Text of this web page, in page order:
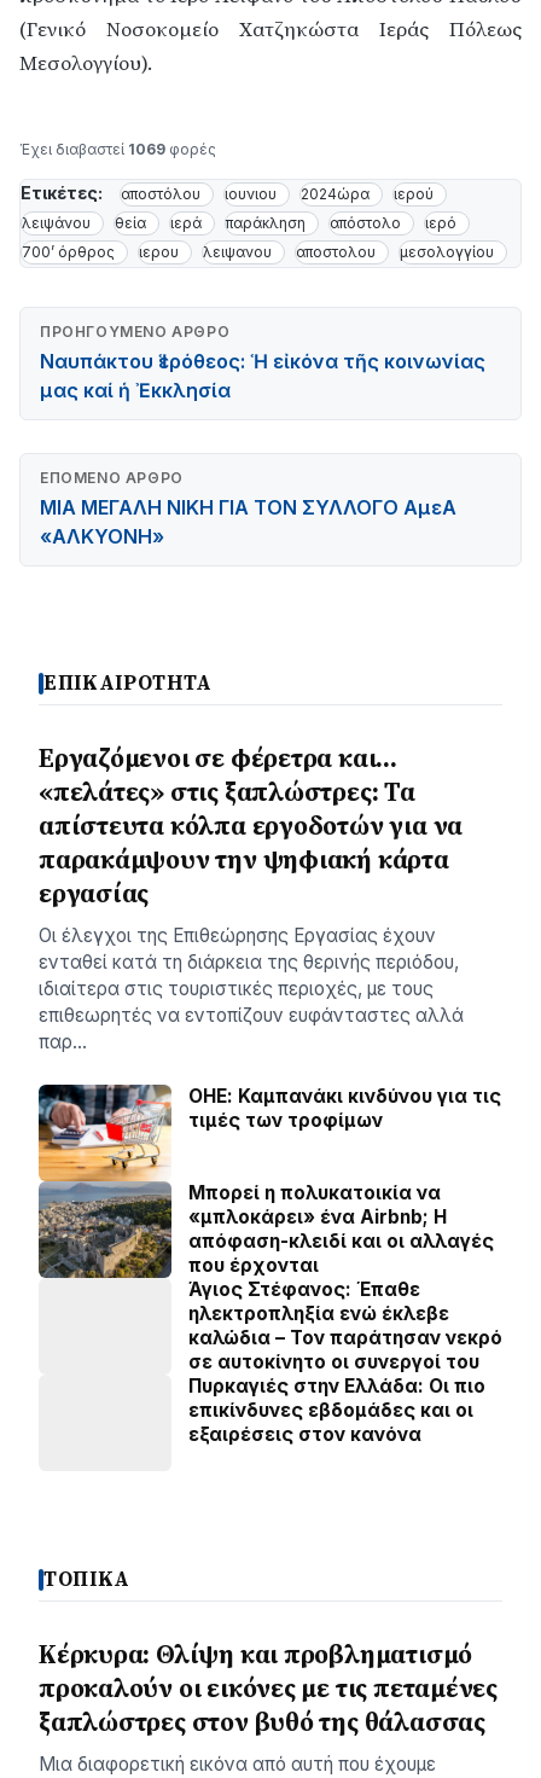
(Γενικό Νοσοκομείο Χατζηκώστα Ιεράς Πόλεως
Μεσολογγίου).
Έχει διαβαστεί 1069 φορές
Ετικέτες: αποστόλου ιουνιου 2024ώρα
ιερού
λειψάνου
θεία ιερά παράκληση απόστολο
ιερό
700’ όρθρος
ιερου λειψανου αποστολου μεσολογγίου
ΠΡΟΗΓΟΎΜΕΝΟ ΆΡΘΡΟ
Ναυπάκτου Ἱερόθεος: Ἡ εἰκόνα τῆς κοινωνίας
μας καί ἡ Ἐκκλησία
ΕΠΌΜΕΝΟ ΆΡΘΡΟ
ΜΙΑ ΜΕΓΑΛΗ ΝΙΚΗ ΓΙΑ ΤΟΝ ΣΥΛΛΟΓΟ ΑμεΑ
«ΑΛΚΥΟΝΗ»
ΕΠΙΚΑΙΡΟΤΗΤΑ
Εργαζόμενοι σε φέρετρα και…
«πελάτες» στις ξαπλώστρες: Τα
απίστευτα κόλπα εργοδοτών για να
παρακάμψουν την ψηφιακή κάρτα
εργασίας
Οι έλεγχοι της Επιθεώρησης Εργασίας έχουν
ενταθεί κατά τη διάρκεια της θερινής περιόδου,
ιδιαίτερα στις τουριστικές περιοχές, με τους
επιθεωρητές να εντοπίζουν ευφάνταστες αλλά
παρ…
ΟΗΕ: Καμπανάκι κινδύνου για τις
τιμές των τροφίμων
Μπορεί η πολυκατοικία να
«μπλοκάρει» ένα Airbnb; Η
απόφαση-κλειδί και οι αλλαγές
που έρχονται
Άγιος Στέφανος: Έπαθε
ηλεκτροπληξία ενώ έκλεβε
καλώδια – Τον παράτησαν νεκρό
σε αυτοκίνητο οι συνεργοί του
Πυρκαγιές στην Ελλάδα: Οι πιο
επικίνδυνες εβδομάδες και οι
εξαιρέσεις στον κανόνα
ΤΟΠΙΚΑ
Κέρκυρα: Θλίψη και προβληματισμό
προκαλούν οι εικόνες με τις πεταμένες
ξαπλώστρες στον βυθό της θάλασσας
Μια διαφορετική εικόνα από αυτή που έχουμε